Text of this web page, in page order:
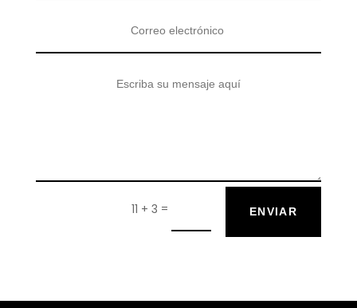
11 + 3 = ENVIAR